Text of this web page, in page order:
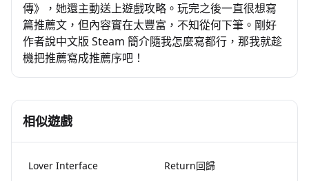
傳》，她還主動送上遊戲攻略。玩完之後一直很想寫
篇推薦文，但內容實在太豐富，不知從何下筆。剛好
作者說中文版 Steam 簡介隨我怎麼寫都行，那我就趁
機把推薦寫成推薦序吧！
相似遊戲
Lover Interface Return回歸